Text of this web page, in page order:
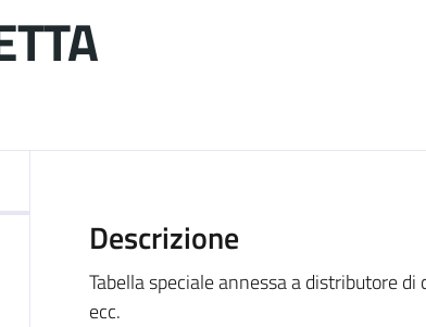
Descrizione
Tabella speciale annessa a distributore
ecc.